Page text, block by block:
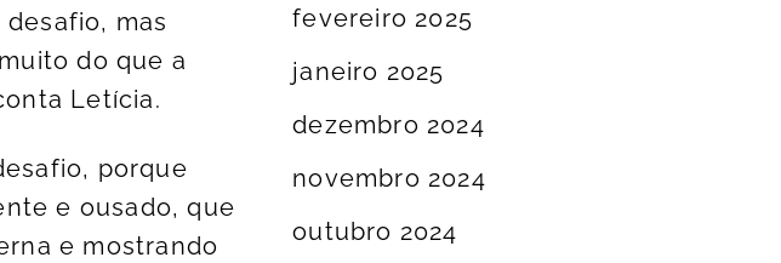
mas
do que a
Letícia.
porque
e ousado, que
e mostrando
fevereiro 2025
janeiro 2025
dezembro 2024
novembro 2024
outubro 2024